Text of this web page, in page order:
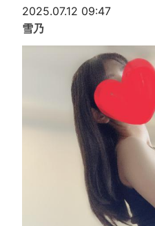
2025.07.12 09:47
雪乃